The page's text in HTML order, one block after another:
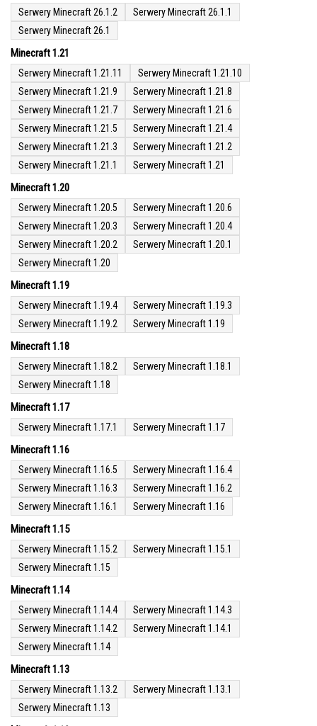
Serwery Minecraft 26.1.2
Serwery Minecraft 26.1.1
Serwery Minecraft 26.1
Minecraft 1.21
Serwery Minecraft 1.21.11
Serwery Minecraft 1.21.10
Serwery Minecraft 1.21.9
Serwery Minecraft 1.21.8
Serwery Minecraft 1.21.7
Serwery Minecraft 1.21.6
Serwery Minecraft 1.21.5
Serwery Minecraft 1.21.4
Serwery Minecraft 1.21.3
Serwery Minecraft 1.21.2
Serwery Minecraft 1.21.1
Serwery Minecraft 1.21
Minecraft 1.20
Serwery Minecraft 1.20.5
Serwery Minecraft 1.20.6
Serwery Minecraft 1.20.3
Serwery Minecraft 1.20.4
Serwery Minecraft 1.20.2
Serwery Minecraft 1.20.1
Serwery Minecraft 1.20
Minecraft 1.19
Serwery Minecraft 1.19.4
Serwery Minecraft 1.19.3
Serwery Minecraft 1.19.2
Serwery Minecraft 1.19
Minecraft 1.18
Serwery Minecraft 1.18.2
Serwery Minecraft 1.18.1
Serwery Minecraft 1.18
Minecraft 1.17
Serwery Minecraft 1.17.1 Serwery Minecraft 1.17
Minecraft 1.16
Serwery Minecraft 1.16.5
Serwery Minecraft 1.16.4
Serwery Minecraft 1.16.3
Serwery Minecraft 1.16.2
Serwery Minecraft 1.16.1
Serwery Minecraft 1.16
Minecraft 1.15
Serwery Minecraft 1.15.2
Serwery Minecraft 1.15.1
Serwery Minecraft 1.15
Minecraft 1.14
Serwery Minecraft 1.14.4
Serwery Minecraft 1.14.3
Serwery Minecraft 1.14.2
Serwery Minecraft 1.14.1
Serwery Minecraft 1.14
Minecraft 1.13
Serwery Minecraft 1.13.2
Serwery Minecraft 1.13.1
Serwery Minecraft 1.13